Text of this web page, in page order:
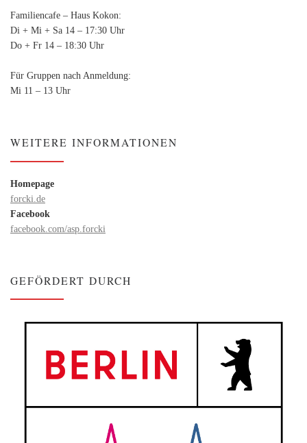
Familiencafe – Haus Kokon:
Di + Mi + Sa 14 – 17:30 Uhr
Do + Fr 14 – 18:30 Uhr
Für Gruppen nach Anmeldung:
Mi 11 – 13 Uhr
WEITERE INFORMATIONEN
Homepage
forcki.de
Facebook
facebook.com/asp.forcki
GEFÖRDERT DURCH